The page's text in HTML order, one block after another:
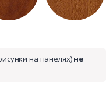
на панелях)не